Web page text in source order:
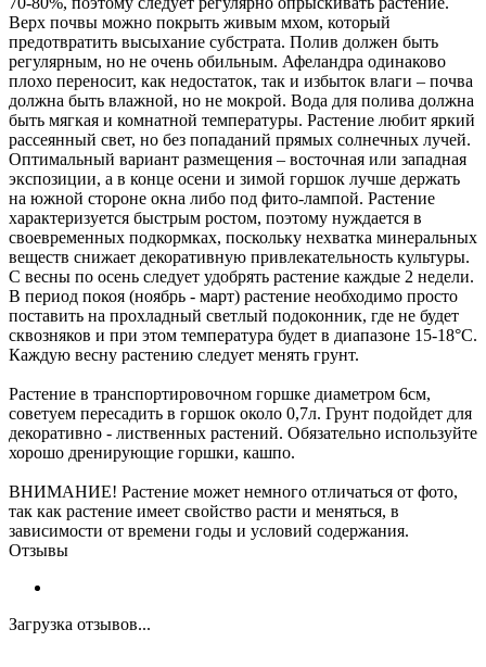
Верх почвы можно покрыть живым мхом, который
предотвратить высыхание субстрата. Полив должен быть
регулярным, но не очень обильным. Афеландра одинаково
плохо переносит, как недостаток, так и избыток влаги – почва
должна быть влажной, но не мокрой. Вода для полива должна
быть мягкая и комнатной температуры. Растение любит яркий
рассеянный свет, но без попаданий прямых солнечных лучей.
Оптимальный вариант размещения – восточная или западная
экспозиции, а в конце осени и зимой горшок лучше держать
на южной стороне окна либо под фито-лампой. Растение
характеризуется быстрым ростом, поэтому нуждается в
своевременных подкормках, поскольку нехватка минеральных
веществ снижает декоративную привлекательность культуры.
С весны по осень следует удобрять растение каждые 2 недели.
В период покоя (ноябрь - март) растение необходимо просто
поставить на прохладный светлый подоконник, где не будет
сквозняков и при этом температура будет в диапазоне 15-18°C.
Каждую весну растению следует менять грунт.
Растение в транспортировочном горшке диаметром 6см,
советуем пересадить в горшок около 0,7л. Грунт подойдет для
декоративно - лиственных растений. Обязательно используйте
хорошо дренирующие горшки, кашпо.
ВНИМАНИЕ! Растение может немного отличаться от фото,
так как растение имеет свойство расти и меняться, в
зависимости от времени годы и условий содержания.
Отзывы
Загрузка отзывов...